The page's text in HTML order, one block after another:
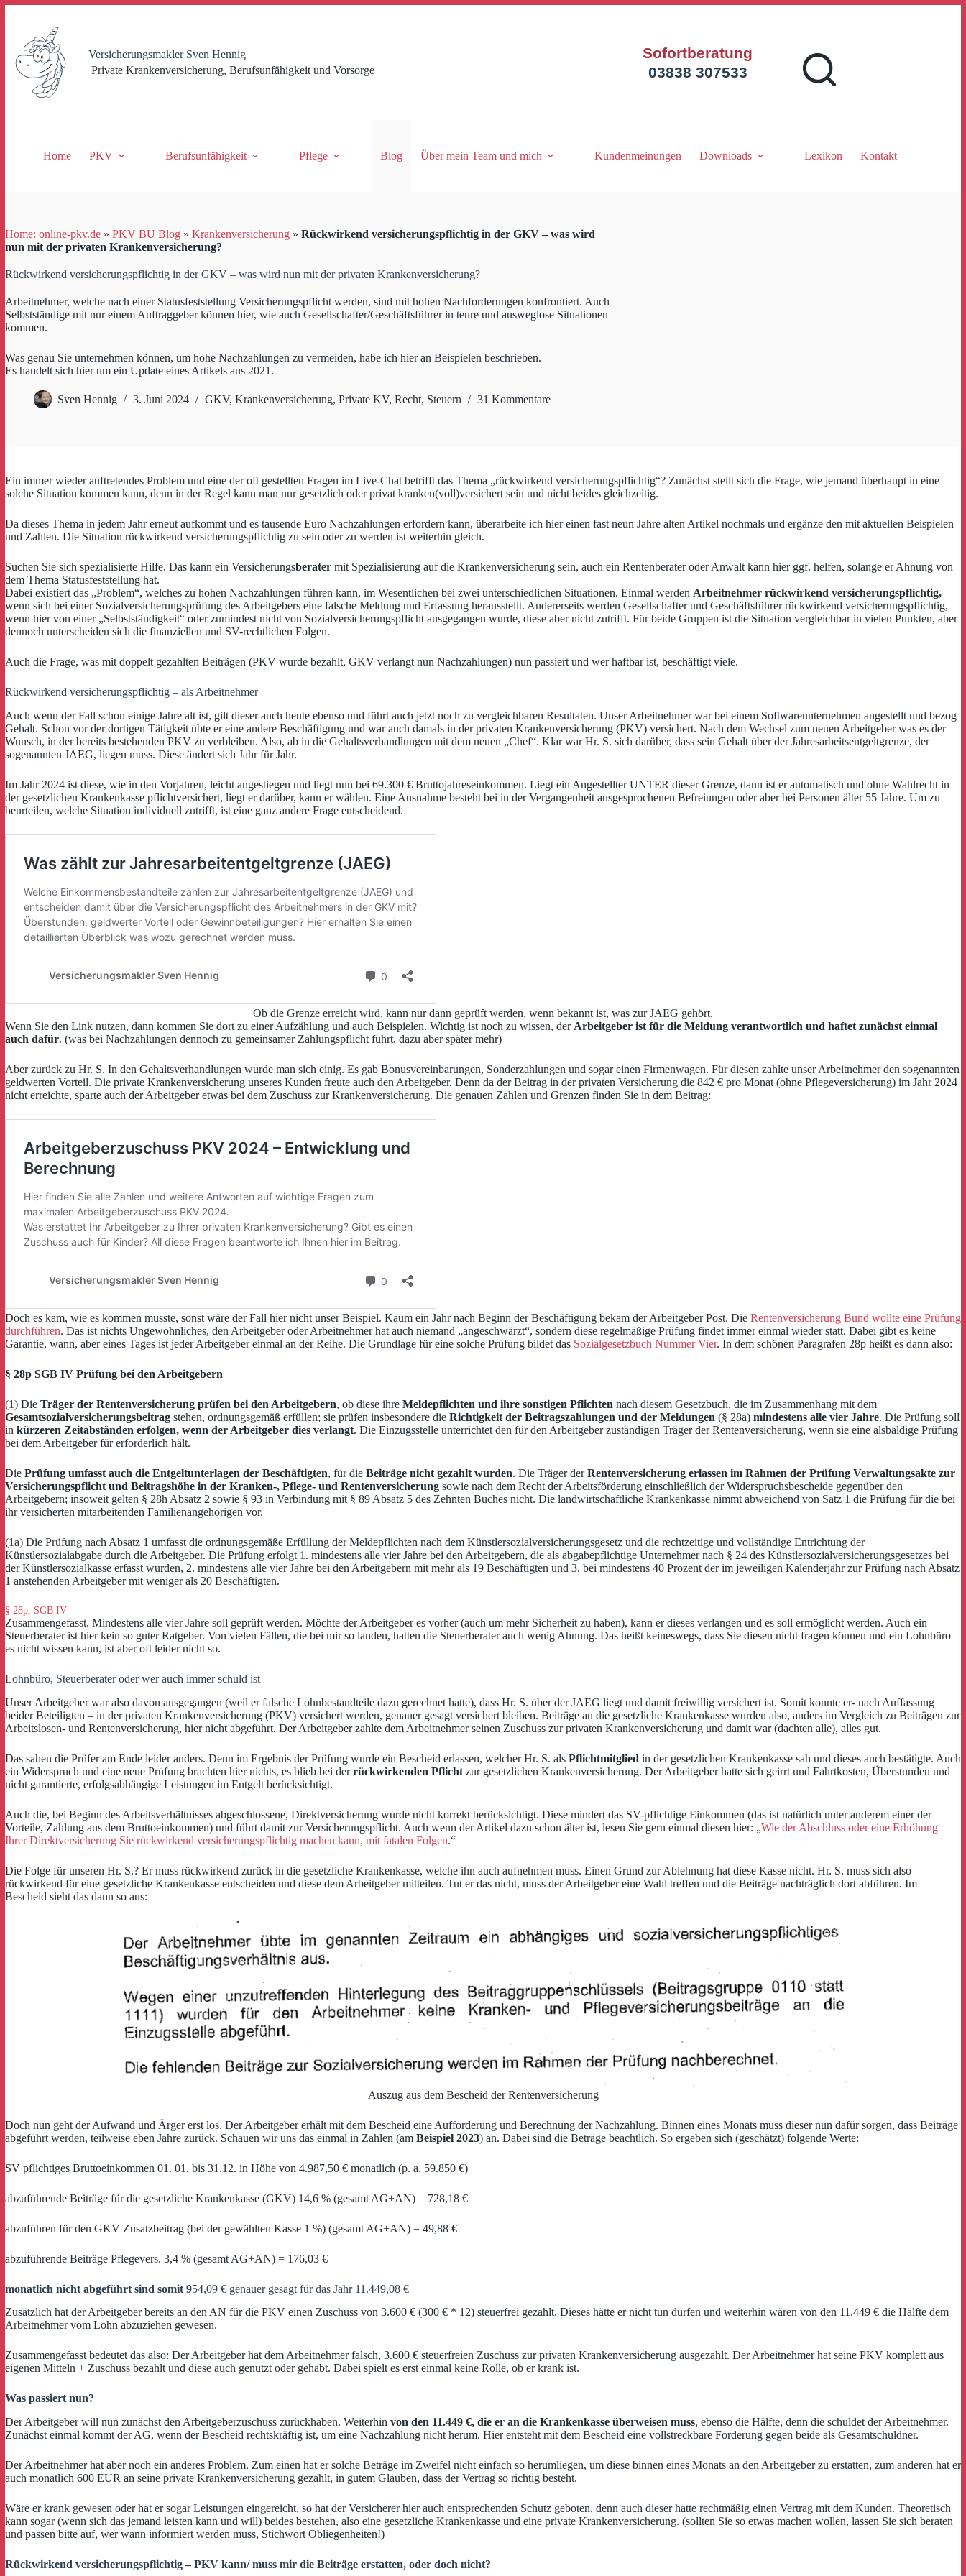
springen
Versicherungsmakler Sven Hennig
Private Krankenversicherung, Berufsunfähigkeit und Vorsorge
Sofortberatung
03838 307533
Home PKV Berufsunfähigkeit Pflege Blog Über mein Team und mich Kundenmeinungen Downloads Lexikon Kontakt
Home: online-pkv.de » PKV BU Blog » Krankenversicherung » Rückwirkend versicherungspflichtig in der GKV – was wird
nun mit der privaten Krankenversicherung?
Rückwirkend versicherungspflichtig in der GKV – was wird nun mit der privaten Krankenversicherung?
Arbeitnehmer, welche nach einer Statusfeststellung Versicherungspflicht werden, sind mit hohen Nachforderungen konfrontiert. Auch
Selbstständige mit nur einem Auftraggeber können hier, wie auch Gesellschafter/Geschäftsführer in teure und ausweglose Situationen
kommen.
Was genau Sie unternehmen können, um hohe Nachzahlungen zu vermeiden, habe ich hier an Beispielen beschrieben.
Es handelt sich hier um ein Update eines Artikels aus 2021.
Sven Hennig 3. Juni 2024 GKV, Krankenversicherung, Private KV, Recht, Steuern 31 Kommentare
Ein immer wieder auftretendes Problem und eine der oft gestellten Fragen im Live-Chat betrifft das Thema „rückwirkend versicherungspflichtig“? Zunächst stellt sich die Frage, wie jemand überhaupt in eine
solche Situation kommen kann, denn in der Regel kann man nur gesetzlich oder privat kranken(voll)versichert sein und nicht beides gleichzeitig.
Da dieses Thema in jedem Jahr erneut aufkommt und es tausende Euro Nachzahlungen erfordern kann, überarbeite ich hier einen fast neun Jahre alten Artikel nochmals und ergänze den mit aktuellen Beispielen
und Zahlen. Die Situation rückwirkend versicherungspflichtig zu sein oder zu werden ist weiterhin gleich.
Suchen Sie sich spezialisierte Hilfe. Das kann ein Versicherungsberater mit Spezialisierung auf die Krankenversicherung sein, auch ein Rentenberater oder Anwalt kann hier ggf. helfen, solange er Ahnung von
dem Thema Statusfeststellung hat.
Dabei existiert das „Problem“, welches zu hohen Nachzahlungen führen kann, im Wesentlichen bei zwei unterschiedlichen Situationen. Einmal werden Arbeitnehmer rückwirkend versicherungspflichtig,
wenn sich bei einer Sozialversicherungsprüfung des Arbeitgebers eine falsche Meldung und Erfassung herausstellt. Andererseits werden Gesellschafter und Geschäftsführer rückwirkend versicherungspflichtig,
wenn hier von einer „Selbstständigkeit“ oder zumindest nicht von Sozialversicherungspflicht ausgegangen wurde, diese aber nicht zutrifft. Für beide Gruppen ist die Situation vergleichbar in vielen Punkten, aber
dennoch unterscheiden sich die finanziellen und SV-rechtlichen Folgen.
Auch die Frage, was mit doppelt gezahlten Beiträgen (PKV wurde bezahlt, GKV verlangt nun Nachzahlungen) nun passiert und wer haftbar ist, beschäftigt viele.
Rückwirkend versicherungspflichtig – als Arbeitnehmer
Auch wenn der Fall schon einige Jahre alt ist, gilt dieser auch heute ebenso und führt auch jetzt noch zu vergleichbaren Resultaten. Unser Arbeitnehmer war bei einem Softwareunternehmen angestellt und bezog
Gehalt. Schon vor der dortigen Tätigkeit übte er eine andere Beschäftigung und war auch damals in der privaten Krankenversicherung (PKV) versichert. Nach dem Wechsel zum neuen Arbeitgeber was es der
Wunsch, in der bereits bestehenden PKV zu verbleiben. Also, ab in die Gehaltsverhandlungen mit dem neuen „Chef“. Klar war Hr. S. sich darüber, dass sein Gehalt über der Jahresarbeitsentgeltgrenze, der
sogenannten JAEG, liegen muss. Diese ändert sich Jahr für Jahr.
Im Jahr 2024 ist diese, wie in den Vorjahren, leicht angestiegen und liegt nun bei 69.300 € Bruttojahreseinkommen. Liegt ein Angestellter UNTER dieser Grenze, dann ist er automatisch und ohne Wahlrecht in
der gesetzlichen Krankenkasse pflichtversichert, liegt er darüber, kann er wählen. Eine Ausnahme besteht bei in der Vergangenheit ausgesprochenen Befreiungen oder aber bei Personen älter 55 Jahre. Um zu
beurteilen, welche Situation individuell zutrifft, ist eine ganz andere Frage entscheidend.
Ob die Grenze erreicht wird, kann nur dann geprüft werden, wenn bekannt ist, was zur JAEG gehört.
Wenn Sie den Link nutzen, dann kommen Sie dort zu einer Aufzählung und auch Beispielen. Wichtig ist noch zu wissen, der Arbeitgeber ist für die Meldung verantwortlich und haftet zunächst einmal
auch dafür. (was bei Nachzahlungen dennoch zu gemeinsamer Zahlungspflicht führt, dazu aber später mehr)
Aber zurück zu Hr. S. In den Gehaltsverhandlungen wurde man sich einig. Es gab Bonusvereinbarungen, Sonderzahlungen und sogar einen Firmenwagen. Für diesen zahlte unser Arbeitnehmer den sogenannten
geldwerten Vorteil. Die private Krankenversicherung unseres Kunden freute auch den Arbeitgeber. Denn da der Beitrag in der privaten Versicherung die 842 € pro Monat (ohne Pflegeversicherung) im Jahr 2024
nicht erreichte, sparte auch der Arbeitgeber etwas bei dem Zuschuss zur Krankenversicherung. Die genauen Zahlen und Grenzen finden Sie in dem Beitrag:
Doch es kam, wie es kommen musste, sonst wäre der Fall hier nicht unser Beispiel. Kaum ein Jahr nach Beginn der Beschäftigung bekam der Arbeitgeber Post. Die Rentenversicherung Bund wollte eine Prüfung
durchführen. Das ist nichts Ungewöhnliches, den Arbeitgeber oder Arbeitnehmer hat auch niemand „angeschwärzt“, sondern diese regelmäßige Prüfung findet immer einmal wieder statt. Dabei gibt es keine
Garantie, wann, aber eines Tages ist jeder Arbeitgeber einmal an der Reihe. Die Grundlage für eine solche Prüfung bildet das Sozialgesetzbuch Nummer Vier. In dem schönen Paragrafen 28p heißt es dann also:
§ 28p SGB IV Prüfung bei den Arbeitgebern
(1) Die Träger der Rentenversicherung prüfen bei den Arbeitgebern, ob diese ihre Meldepflichten und ihre sonstigen Pflichten nach diesem Gesetzbuch, die im Zusammenhang mit dem
Gesamtsozialversicherungsbeitrag stehen, ordnungsgemäß erfüllen; sie prüfen insbesondere die Richtigkeit der Beitragszahlungen und der Meldungen (§ 28a) mindestens alle vier Jahre. Die Prüfung soll
in kürzeren Zeitabständen erfolgen, wenn der Arbeitgeber dies verlangt. Die Einzugsstelle unterrichtet den für den Arbeitgeber zuständigen Träger der Rentenversicherung, wenn sie eine alsbaldige Prüfung
bei dem Arbeitgeber für erforderlich hält.
Die Prüfung umfasst auch die Entgeltunterlagen der Beschäftigten, für die Beiträge nicht gezahlt wurden. Die Träger derRentenversicherung erlassen im Rahmen der Prüfung Verwaltungsakte zur
Versicherungspflicht und Beitragshöhe in der Kranken-, Pflege- und Rentenversicherung sowie nach dem Recht der Arbeitsförderung einschließlich der Widerspruchsbescheide gegenüber den
Arbeitgebern; insoweit gelten § 28h Absatz 2 sowie § 93 in Verbindung mit § 89 Absatz 5 des Zehnten Buches nicht. Die landwirtschaftliche Krankenkasse nimmt abweichend von Satz 1 die Prüfung für die bei
ihr versicherten mitarbeitenden Familienangehörigen vor.
(1a) Die Prüfung nach Absatz 1 umfasst die ordnungsgemäße Erfüllung der Meldepflichten nach dem Künstlersozialversicherungsgesetz und die rechtzeitige und vollständige Entrichtung der
Künstlersozialabgabe durch die Arbeitgeber. Die Prüfung erfolgt 1. mindestens alle vier Jahre bei den Arbeitgebern, die als abgabepflichtige Unternehmer nach § 24 des Künstlersozialversicherungsgesetzes bei
der Künstlersozialkasse erfasst wurden, 2. mindestens alle vier Jahre bei den Arbeitgebern mit mehr als 19 Beschäftigten und 3. bei mindestens 40 Prozent der im jeweiligen Kalenderjahr zur Prüfung nach Absatz
1 anstehenden Arbeitgeber mit weniger als 20 Beschäftigten.
§ 28p, SGB IV
Zusammengefasst. Mindestens alle vier Jahre soll geprüft werden. Möchte der Arbeitgeber es vorher (auch um mehr Sicherheit zu haben), kann er dieses verlangen und es soll ermöglicht werden. Auch ein
Steuerberater ist hier kein so guter Ratgeber. Von vielen Fällen, die bei mir so landen, hatten die Steuerberater auch wenig Ahnung. Das heißt keineswegs, dass Sie diesen nicht fragen können und ein Lohnbüro
es nicht wissen kann, ist aber oft leider nicht so.
Lohnbüro, Steuerberater oder wer auch immer schuld ist
Unser Arbeitgeber war also davon ausgegangen (weil er falsche Lohnbestandteile dazu gerechnet hatte), dass Hr. S. über der JAEG liegt und damit freiwillig versichert ist. Somit konnte er- nach Auffassung
beider Beteiligten – in der privaten Krankenversicherung (PKV) versichert werden, genauer gesagt versichert bleiben. Beiträge an die gesetzliche Krankenkasse wurden also, anders im Vergleich zu Beiträgen zur
Arbeitslosen- und Rentenversicherung, hier nicht abgeführt. Der Arbeitgeber zahlte dem Arbeitnehmer seinen Zuschuss zur privaten Krankenversicherung und damit war (dachten alle), alles gut.
Das sahen die Prüfer am Ende leider anders. Denn im Ergebnis der Prüfung wurde ein Bescheid erlassen, welcher Hr. S. als Pflichtmitglied in der gesetzlichen Krankenkasse sah und dieses auch bestätigte. Auch
ein Widerspruch und eine neue Prüfung brachten hier nichts, es blieb bei derrückwirkenden Pflicht zur gesetzlichen Krankenversicherung. Der Arbeitgeber hatte sich geirrt und Fahrtkosten, Überstunden und
nicht garantierte, erfolgsabhängige Leistungen im Entgelt berücksichtigt.
Auch die, bei Beginn des Arbeitsverhältnisses abgeschlossene, Direktversicherung wurde nicht korrekt berücksichtigt. Diese mindert das SV-pflichtige Einkommen (das ist natürlich unter anderem einer der
Vorteile, Zahlung aus dem Bruttoeinkommen) und führt damit zur Versicherungspflicht. Auch wenn der Artikel dazu schon älter ist, lesen Sie gern einmal diesen hier: „Wie der Abschluss oder eine Erhöhung
Ihrer Direktversicherung Sie rückwirkend versicherungspflichtig machen kann, mit fatalen Folgen.“
Die Folge für unseren Hr. S.? Er muss rückwirkend zurück in die gesetzliche Krankenkasse, welche ihn auch aufnehmen muss. Einen Grund zur Ablehnung hat diese Kasse nicht. Hr. S. muss sich also
rückwirkend für eine gesetzliche Krankenkasse entscheiden und diese dem Arbeitgeber mitteilen. Tut er das nicht, muss der Arbeitgeber eine Wahl treffen und die Beiträge nachträglich dort abführen. Im
Bescheid sieht das dann so aus:
Auszug aus dem Bescheid der Rentenversicherung
Doch nun geht der Aufwand und Ärger erst los. Der Arbeitgeber erhält mit dem Bescheid eine Aufforderung und Berechnung der Nachzahlung. Binnen eines Monats muss dieser nun dafür sorgen, dass Beiträge
abgeführt werden, teilweise eben Jahre zurück. Schauen wir uns das einmal in Zahlen (am Beispiel 2023) an. Dabei sind die Beträge beachtlich. So ergeben sich (geschätzt) folgende Werte:
SV pflichtiges Bruttoeinkommen 01. 01. bis 31.12. in Höhe von 4.987,50 € monatlich (p. a. 59.850 €)
abzuführende Beiträge für die gesetzliche Krankenkasse (GKV) 14,6 % (gesamt AG+AN) = 728,18 €
abzuführen für den GKV Zusatzbeitrag (bei der gewählten Kasse 1 %) (gesamt AG+AN) = 49,88 €
abzuführende Beiträge Pflegevers. 3,4 % (gesamt AG+AN) = 176,03 €
monatlich nicht abgeführt sind somit 954,09 € genauer gesagt für das Jahr 11.449,08 €
Zusätzlich hat der Arbeitgeber bereits an den AN für die PKV einen Zuschuss von 3.600 € (300 € * 12) steuerfrei gezahlt. Dieses hätte er nicht tun dürfen und weiterhin wären von den 11.449 € die Hälfte dem
Arbeitnehmer vom Lohn abzuziehen gewesen.
Zusammengefasst bedeutet das also: Der Arbeitgeber hat dem Arbeitnehmer falsch, 3.600 € steuerfreien Zuschuss zur privaten Krankenversicherung ausgezahlt. Der Arbeitnehmer hat seine PKV komplett aus
eigenen Mitteln + Zuschuss bezahlt und diese auch genutzt oder gehabt. Dabei spielt es erst einmal keine Rolle, ob er krank ist.
Was passiert nun?
Der Arbeitgeber will nun zunächst den Arbeitgeberzuschuss zurückhaben. Weiterhin von den 11.449 €, die er an die Krankenkasse überweisen muss, ebenso die Hälfte, denn die schuldet der Arbeitnehmer.
Zunächst einmal kommt der AG, wenn der Bescheid rechtskräftig ist, um eine Nachzahlung nicht herum. Hier entsteht mit dem Bescheid eine vollstreckbare Forderung gegen beide als Gesamtschuldner.
Der Arbeitnehmer hat aber noch ein anderes Problem. Zum einen hat er solche Beträge im Zweifel nicht einfach so herumliegen, um diese binnen eines Monats an den Arbeitgeber zu erstatten, zum anderen hat er
auch monatlich 600 EUR an seine private Krankenversicherung gezahlt, in gutem Glauben, dass der Vertrag so richtig besteht.
Wäre er krank gewesen oder hat er sogar Leistungen eingereicht, so hat der Versicherer hier auch entsprechenden Schutz geboten, denn auch dieser hatte rechtmäßig einen Vertrag mit dem Kunden. Theoretisch
kann sogar (wenn sich das jemand leisten kann und will) beides bestehen, also eine gesetzliche Krankenkasse und eine private Krankenversicherung. (sollten Sie so etwas machen wollen, lassen Sie sich beraten
und passen bitte auf, wer wann informiert werden muss, Stichwort Obliegenheiten!)
Rückwirkend versicherungspflichtig – PKV kann/ muss mir die Beiträge erstatten, oder doch nicht?